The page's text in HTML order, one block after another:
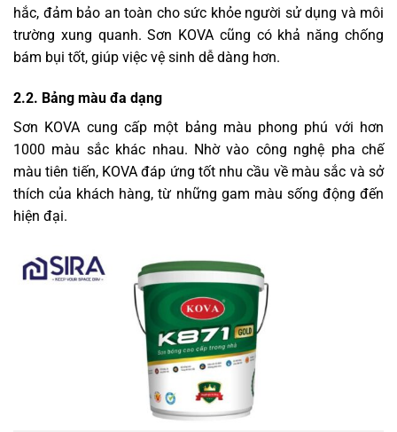
hắc, đảm bảo an toàn cho sức khỏe người sử dụng và môi
trường xung quanh. Sơn KOVA cũng có khả năng chống
bám bụi tốt, giúp việc vệ sinh dễ dàng hơn.
2.2. Bảng màu đa dạng
Sơn KOVA cung cấp một bảng màu phong phú với hơn
1000 màu sắc khác nhau. Nhờ vào công nghệ pha chế
màu tiên tiến, KOVA đáp ứng tốt nhu cầu về màu sắc và sở
thích của khách hàng, từ những gam màu sống động đến
hiện đại.